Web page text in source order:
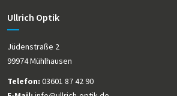
Ullrich Optik
Jüdenstraße 2
99974 Mühlhausen
Telefon: 03601 87 42 90